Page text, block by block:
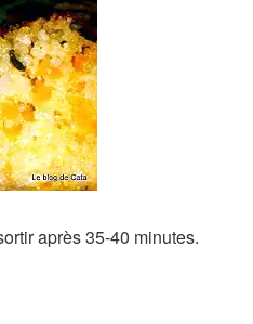
après 35-40 minutes.